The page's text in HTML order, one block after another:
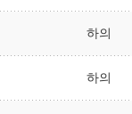
하의
하의